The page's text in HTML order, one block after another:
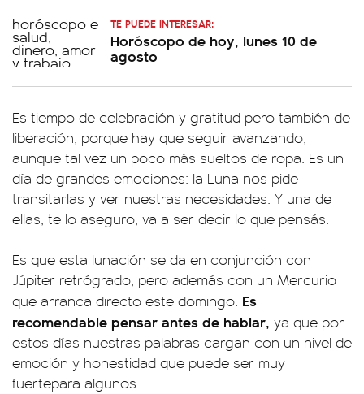
TE PUEDE INTERESAR:
Horóscopo de hoy, lunes 10 de
agosto
Es tiempo de celebración y gratitud pero también de
liberación, porque hay que seguir avanzando,
aunque tal vez un poco más sueltos de ropa. Es un
día de grandes emociones: la Luna nos pide
transitarlas y ver nuestras necesidades. Y una de
ellas, te lo aseguro, va a ser decir lo que pensás.
Es que esta lunación se da en conjunción con
Júpiter retrógrado, pero además con un Mercurio
que arranca directo este domingo. Es
recomendable pensar antes de hablar, ya que por
estos días nuestras palabras cargan con un nivel de
emoción y honestidad que puede ser muy
fuertepara algunos.